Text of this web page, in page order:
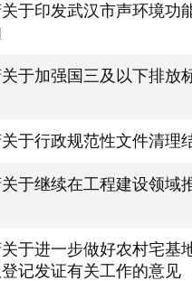
于印发武汉市声环境功
于加强国三及以下排放
于行政规范性文件清理
于继续在工程建设领域
于进一步做好农村宅基
登记发证有关工作的意见